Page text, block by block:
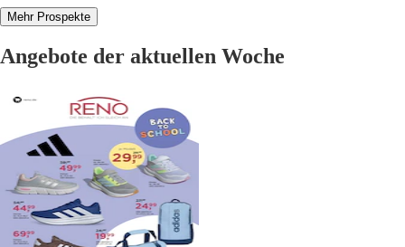
Mehr Prospekte
Angebote der aktuellen Woche